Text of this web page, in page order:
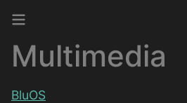
Multimedia
BluOS